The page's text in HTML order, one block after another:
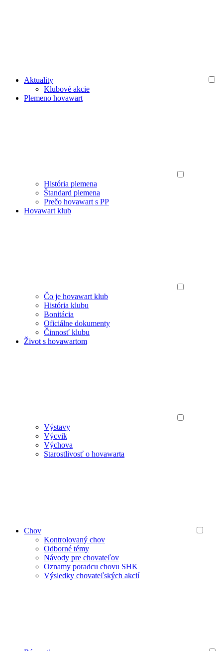
Aktuality
Klubové akcie
Plemeno hovawart
História plemena
Štandard plemena
Prečo hovawart s PP
Hovawart klub
Čo je hovawart klub
História klubu
Bonitácia
Oficiálne dokumenty
Činnosť klubu
Život s hovawartom
Výstavy
Výcvik
Výchova
Starostlivosť o hovawarta
Chov
Kontrolovaný chov
Odborné témy
Návody pre chovateľov
Oznamy poradcu chovu SHK
Výsledky chovateľských akcií